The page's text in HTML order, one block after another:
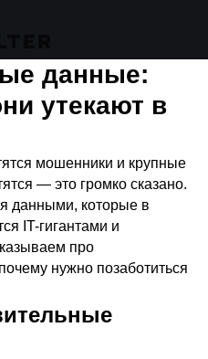
данные:
утекают в
мошенники и крупные
— это громко сказано.
данными, которые в
IT-гигантами и
про
нужно позаботиться